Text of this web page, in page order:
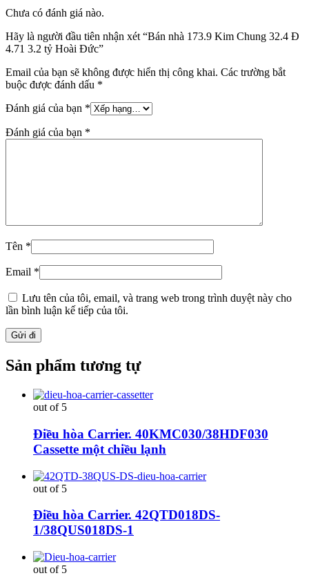
Chưa có đánh giá nào.
Hãy là người đầu tiên nhận xét “Bán nhà 173.9 Kim Chung 32.4 Đ
4.71 3.2 tỷ Hoài Đức”
Email của bạn sẽ không được hiển thị công khai. Các trường bắt
buộc được đánh dấu *
Đánh giá của bạn *
Đánh giá của bạn *
Tên *
Email *
Lưu tên của tôi, email, và trang web trong trình duyệt này cho
lần bình luận kế tiếp của tôi.
Sản phẩm tương tự
out of 5
Điều hòa Carrier. 40KMC030/38HDF030
Cassette một chiều lạnh
out of 5
Điều hòa Carrier. 42QTD018DS-
1/38QUS018DS-1
out of 5